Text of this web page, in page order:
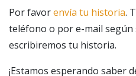
Por favorenvía tu historia.
teléfono o por e-mail según
escribiremos tu historia.
¡Estamos esperando saber